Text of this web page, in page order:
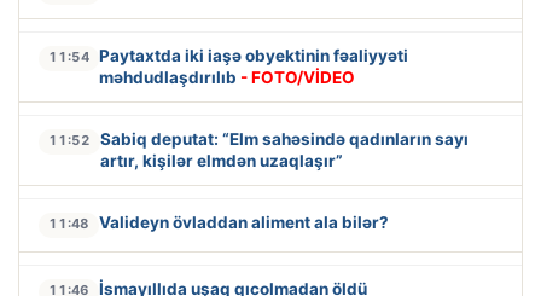
11:54 Paytaxtda iki iaşə obyektinin fəaliyyəti
məhdudlaşdırılıb - FOTO/VİDEO
11:52
Sabiq deputat: “Elm sahəsində qadınların sayı
artır, kişilər elmdən uzaqlaşır”
11:48 Valideyn övladdan aliment ala bilər?
11:46 İsmayıllıda uşaq qıcolmadan öldü